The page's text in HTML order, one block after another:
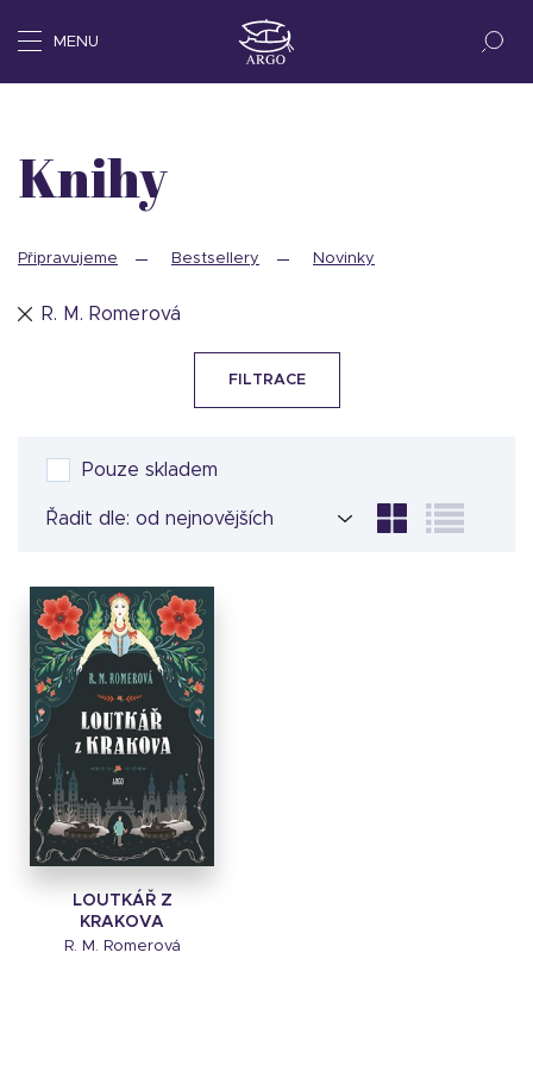
MENU
Knihy
Připravujeme Bestsellery Novinky
R. M. Romerová
FILTRACE
Pouze skladem
Řadit dle:
LOUTKÁŘ Z
KRAKOVA
R. M. Romerová